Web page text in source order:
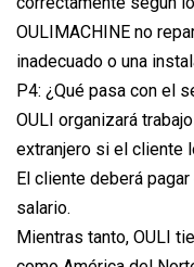
OULIMACHINE no
inadecuado o una
P4: ¿Qué pasa con el
OULI organizará
extranjero si el cliente
El cliente deberá
salario.
Mientras tanto, OULI